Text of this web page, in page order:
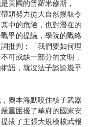
美國的普羅米修斯，
頭努力從大自然攫取令
中的危險，也對潛在的
爭的提議，學院的戰略
批判：「我們要如何理
可或缺一部分的文明，
語，就沒法子談論幾乎
奧本海默咬住核子武器
重困擾了華府的國家安
拔了主張大規模核武報